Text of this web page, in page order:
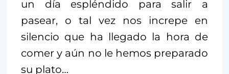
un día espléndido para salir a
pasear, o tal vez nos increpe en
silencio que ha llegado la hora de
comer y aún no le hemos preparado
su plato…